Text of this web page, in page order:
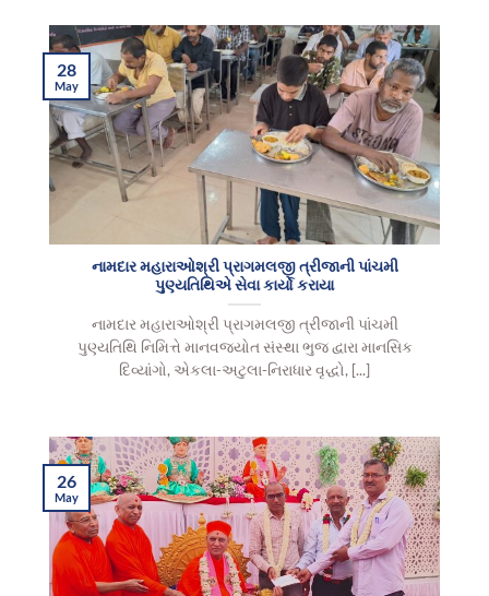
નામદાર મહારાઓશ્રી પ્રાગમલજી ત્રીજાની પાંચમી
પુણ્યતિથિએ સેવા કાર્યો કરાયા
નામદાર મહારાઓશ્રી પ્રાગમલજી ત્રીજાની પાંચમી
પુણ્યતિથિ નિમિત્તે માનવજ્યોત સંસ્થા ભુજ દ્વારા માનસિક
દિવ્યાંગો, એકલા-અટુલા-નિરાધાર વૃદ્ધો, [...]
28
May
26
May